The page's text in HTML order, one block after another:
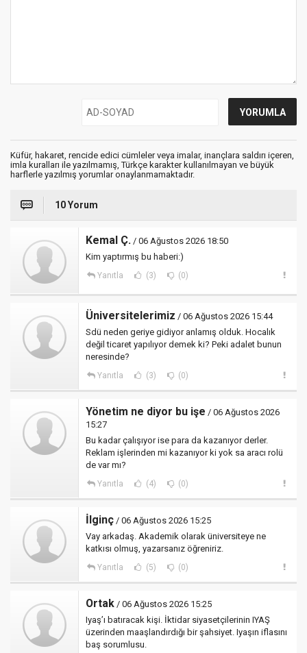
Küfür, hakaret, rencide edici cümleler veya imalar, inançlara saldırı içeren,
imla kuralları ile yazılmamış, Türkçe karakter kullanılmayan ve büyük
harflerle yazılmış yorumlar onaylanmamaktadır.
10 Yorum
Kemal Ç. / 06 Ağustos 2026 18:50
Kim yaptırmış bu haberi:)
Yanıtla (3) (0)
Üniversitelerimiz / 06 Ağustos 2026 15:44
Sdü neden geriye gidiyor anlamış olduk. Hocalık
değil ticaret yapılıyor demek ki? Peki adalet bunun
neresinde?
Yanıtla (3) (0)
Yönetim ne diyor bu işe / 06 Ağustos 2026
15:27
Bu kadar çalışıyor ise para da kazanıyor derler.
Reklam işlerinden mi kazanıyor ki yok sa aracı rolü
de var mı?
Yanıtla (4) (0)
İlginç / 06 Ağustos 2026 15:25
Vay arkadaş. Akademik olarak üniversiteye ne
katkısı olmuş, yazarsanız öğreniriz.
Yanıtla (5) (0)
Ortak / 06 Ağustos 2026 15:25
Iyaş’ı batıracak kişi. İktidar siyasetçilerinin IYAŞ
üzerinden maaşlandırdığı bir şahsiyet. Iyaşın iflasını
baş sorumlusu.